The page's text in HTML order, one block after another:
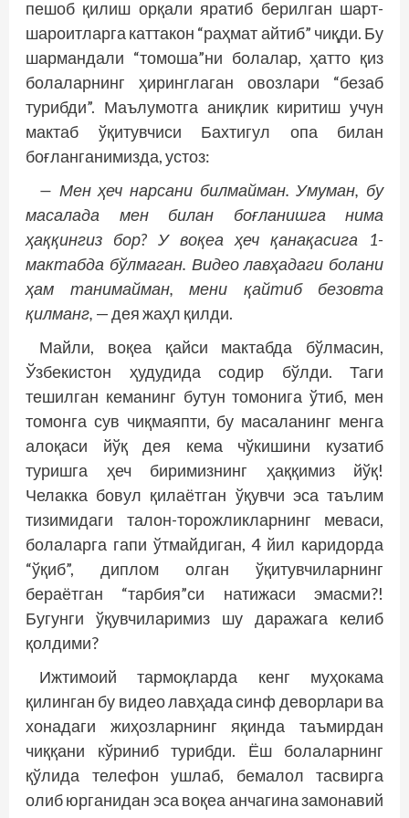
пешоб қилиш орқали яратиб берилган шарт-
шароитларга каттакон “раҳмат айтиб” чиқди. Бу
шармандали “томоша”ни болалар, ҳатто қиз
болаларнинг ҳиринглаган овозлари “безаб
турибди”. Маълумотга аниқлик киритиш учун
мактаб ўқитувчиси Бахтигул опа билан
боғланганимизда, устоз:
— Мен ҳеч нарсани билмайман. Умуман, бу
масалада мен билан боғланишга нима
ҳаққингиз бор? У воқеа ҳеч қанақасига 1-
мактабда бўлмаган. Видео лавҳадаги болани
ҳам танимайман, мени қайтиб безов­та
қилманг, — дея жаҳл қилди.
Майли, воқеа қайси мактабда бўлмасин,
Ўзбекистон ҳудудида содир бўлди. Таги
тешилган кеманинг бутун томонига ўтиб, мен
томонга сув чиқмаяпти, бу масаланинг менга
алоқаси йўқ дея кема чўкишини кузатиб
туришга ҳеч биримизнинг ҳаққимиз йўқ!
Челакка бовул қилаётган ўқувчи эса таълим
тизимидаги талон-торожлик­ларнинг меваси,
болаларга гапи ўтмайдиган, 4 йил каридорда
“ўқиб”, дип­лом олган ўқитувчиларнинг
бераётган “тарбия”си натижаси эмасми?!
Бугунги ўқувчиларимиз шу даражага келиб
қолдими?
Ижтимоий тармоқларда кенг муҳокама
қилинган бу видео лавҳада синф деворлари ва
хонадаги жиҳозларнинг яқинда таъмирдан
чиққани кўриниб турибди. Ёш болаларнинг
қўлида телефон ушлаб, бемалол тасвирга
олиб юрганидан эса воқеа анчагина замонавий